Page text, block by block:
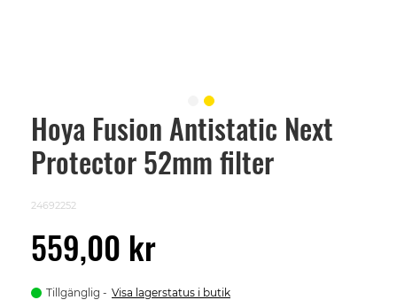
Hoya Fusion Antistatic Next
Protector 52mm filter
24692252
559,00 kr
Tillgänglig Visa lagerstatus i butik
Skip
beginning
images